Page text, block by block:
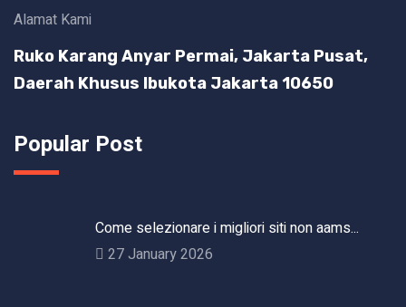
Alamat Kami
Ruko Karang Anyar Permai, Jakarta Pusat,
Daerah Khusus Ibukota Jakarta 10650
Popular Post
Come selezionare i migliori siti non aams...
27 January 2026